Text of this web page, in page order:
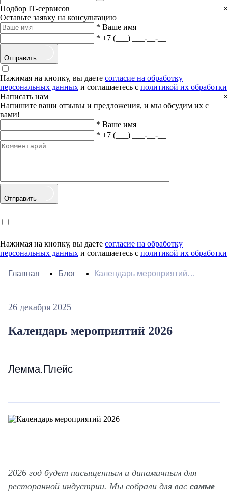
Подбор IT-сервисов
×
Оставьте заявку на консультацию
* Ваше имя
* +7 (___) ___-__-__
Отправить
Нажимая на кнопку, вы даете согласие на обработку
персональных данных и соглашаетесь с политикой их обработки
Написать нам
×
Напишите ваши отзывы и предложения, и мы обсудим их с
вами!
* Ваше имя
* +7 (___) ___-__-__
Отправить
Нажимая на кнопку, вы даете согласие на обработку
персональных данных и соглашаетесь с политикой их обработки
Главная Блог
Календарь мероприятий
26 декабря 2025
Календарь мероприятий 2026
Лемма.Плейс
2026 год будет насыщенным и динамичным для
ресторанной индустрии. Мы собрали для вас самые